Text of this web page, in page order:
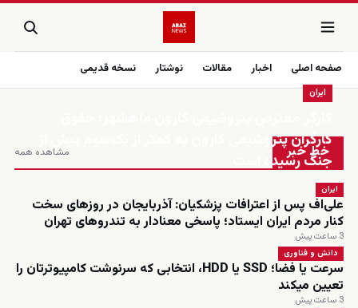
صفحه اصلی اخبار مقالات نوشتار نسخه قدیمی
خط خبر مشاهده همه
ایران
کارگران پتروشیمی کارون به کمتر از یک‌سوم پیش از
جنگ رسیده است
ایران
علی‌اف پس از اعترافات پزشکیان: آذربایجان در روزهای سخت
کنار مردم ایران ایستاد؛ پاسخی معنادار به تندروهای تهران
3 ساعت پیش
دانش و فناوری
سرعت یا فضا؛ SSD یا HDD، انتخابی که سرنوشت کامپیوترتان را
تعیین میکند
3 ساعت پیش